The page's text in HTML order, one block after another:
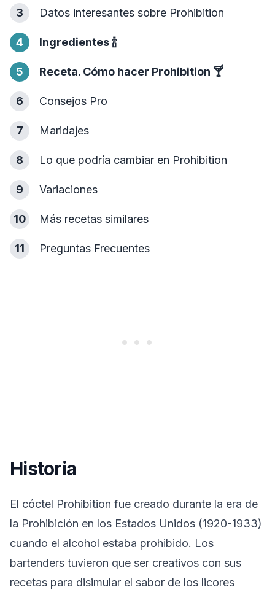
3 Datos interesantes sobre Prohibition
4 Ingredientes🍾
5 Receta. Cómo hacer Prohibition 🍸
6 Consejos Pro
7 Maridajes
8 Lo que podría cambiar en Prohibition
9 Variaciones
10 Más recetas similares
11 Preguntas Frecuentes
Historia
El cóctel Prohibition fue creado durante la era de
la Prohibición en los Estados Unidos (1920-1933)
cuando el alcohol estaba prohibido. Los
bartenders tuvieron que ser creativos con sus
recetas para disimular el sabor de los licores